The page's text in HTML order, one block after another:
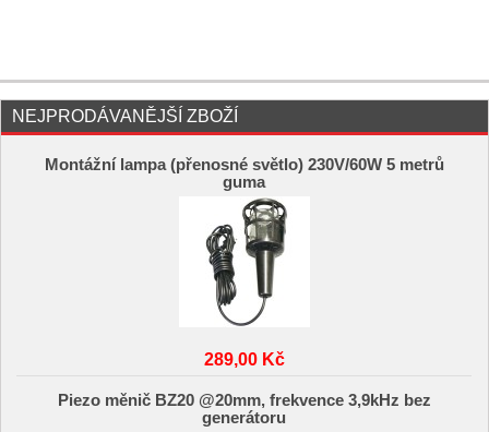
NEJPRODÁVANĚJŠÍ ZBOŽÍ
Montážní lampa (přenosné světlo) 230V/60W 5 metrů
guma
289,00 Kč
Piezo měnič BZ20 @20mm, frekvence 3,9kHz bez
generátoru